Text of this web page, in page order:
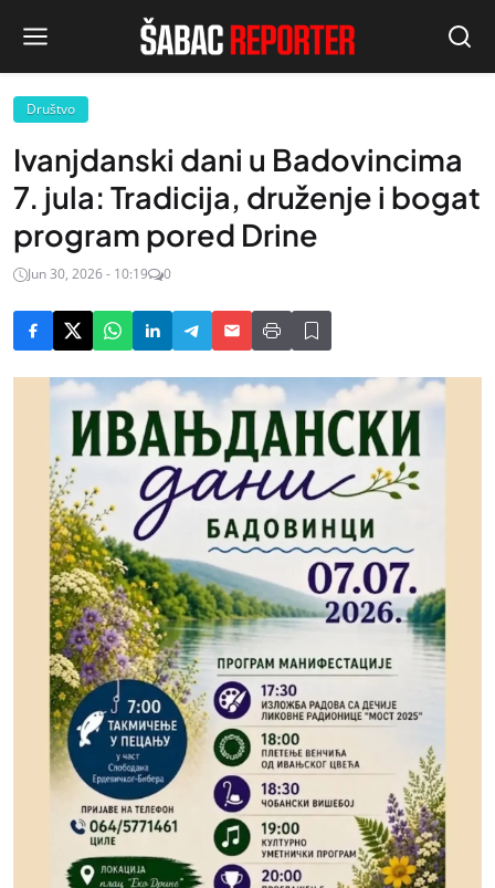
Društvo
Ivanjdanski dani u Badovincima
7. jula: Tradicija, druženje i bogat
program pored Drine
Jun 30, 2026 - 10:19 0